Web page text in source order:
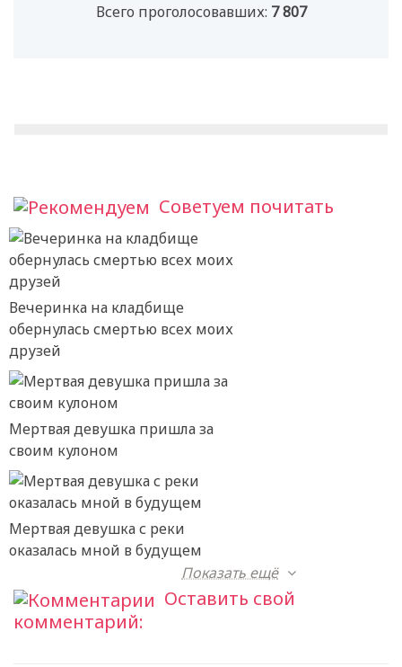
Всего проголосовавших: 7 807
Советуем почитать
Вечеринка на кладбище
обернулась смертью всех моих
друзей
Мертвая девушка пришла за
своим кулоном
Мертвая девушка с реки
оказалась мной в будущем
Показать ещё
Оставить свой
комментарий: